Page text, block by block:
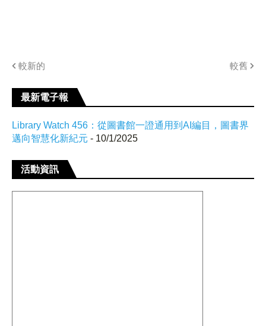
較新的 較舊
最新電子報
Library Watch 456：從圖書館一證通用到AI編目，圖書界
邁向智慧化新紀元 - 10/1/2025
活動資訊